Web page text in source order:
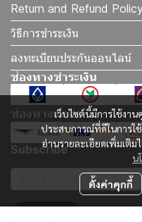
เว็บไซต์นี้มีการใช้งา
ประสบการณ์ที่ดีในการใ
อ่านรายละเอียดเพิ่มเติม
น
ตั้งค่าคุกกี้
Return and Refund Policy
วิธีการชำระเงิน
ลงทะเบียนประกันออนไลน์
ช่องทางชำระเงิน
ช่องทางจัดส่ง
Subscribe